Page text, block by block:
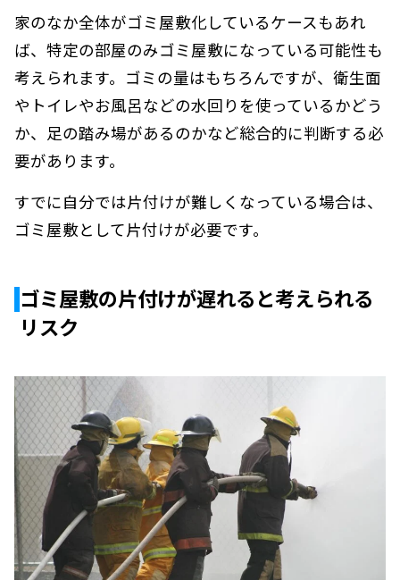
家のなか全体がゴミ屋敷化しているケースもあれ
ば、特定の部屋のみゴミ屋敷になっている可能性も
考えられます。ゴミの量はもちろんですが、衛生面
やトイレやお風呂などの水回りを使っているかどう
か、足の踏み場があるのかなど総合的に判断する必
要があります。
すでに自分では片付けが難しくなっている場合は、
ゴミ屋敷として片付けが必要です。
ゴミ屋敷の片付けが遅れると考えられる
リスク